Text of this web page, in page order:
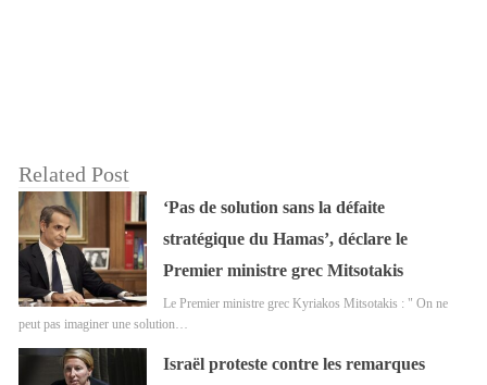
Related Post
‘Pas de solution sans la défaite
stratégique du Hamas’, déclare le
Premier ministre grec Mitsotakis
Le Premier ministre grec Kyriakos Mitsotakis : " On ne
peut pas imaginer une solution…
Israël proteste contre les remarques